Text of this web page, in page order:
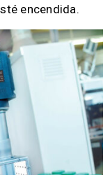
encendida.